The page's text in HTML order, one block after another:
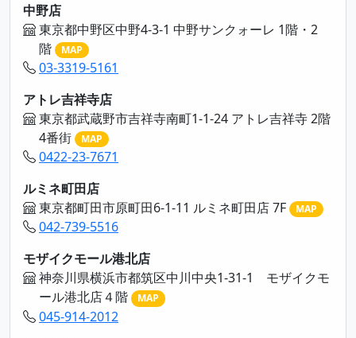
中野店
東京都中野区中野4-3-1 中野サンクォーレ 1階・2
階
MAP
03-3319-5161
アトレ吉祥寺店
東京都武蔵野市吉祥寺南町1-1-24 アトレ吉祥寺 2階
4番街
MAP
0422-23-7671
ルミネ町田店
東京都町田市原町田6-1-11 ルミネ町田店 7F
MAP
042-739-5516
モザイクモール港北店
神奈川県横浜市都筑区中川中央1-31-1 モザイクモ
ール港北店４階
MAP
045-914-2012